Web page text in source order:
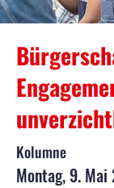
Kolumne
Montag, 9.